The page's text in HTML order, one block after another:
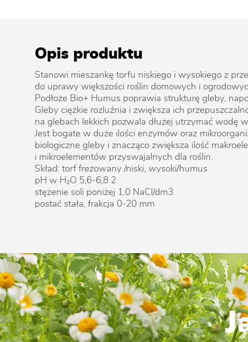
Opis produktu
Stanowi mieszankę torfu niskiego i wysokiego z
do uprawy większości roślin domowych i
Podłoże Bio+ Humus poprawia strukturę gleby,
Gleby ciężkie rozluźnia i zwiększa ich
na glebach lekkich pozwala dłużej utrzymać wodę
Jest bogate w duże ilości enzymów oraz
biologiczne gleby i znacząco zwiększa ilość
i mikroelementów przyswajalnych dla roślin.
Skład: torf frezowany /niski, wysoki/humus
pH w H₂O 5,6-6,8 2
stężenie soli poniżej 1,0 NaCl/dm3
postać stała, frakcja 0-20 mm